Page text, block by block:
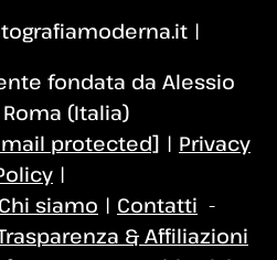
|
fondata da Alessio
Roma (Italia)
protected] | Privacy
|
Chi siamo | Contatti -
& Affiliazioni